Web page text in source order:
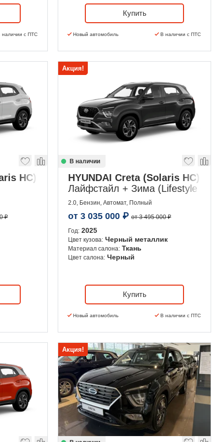
наличии с ПТС
Купить
Новый автомобиль В наличии с ПТС
HC)
₽
Акция!
В наличии
HYUNDAI Creta (Solaris HC)
Лайфстайл + Зима (Lifestyle +
2.0, Бензин, Автомат, Полный
от 3 035 000 ₽ от 3 495 000 ₽
Год: 2025
Цвет кузова: Черный металлик
Материал салона: Ткань
Цвет салона: Черный
Купить
Новый автомобиль В наличии с ПТС
Акция!